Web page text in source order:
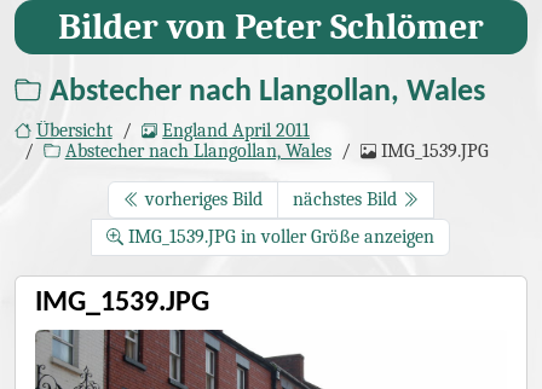
Bilder von Peter Schlömer
Abstecher nach Llangollan, Wales
Übersicht
England April 2011
Abstecher nach Llangollan, Wales
IMG_1539.JPG
vorheriges Bild
nächstes Bild
IMG_1539.JPG in voller Größe anzeigen
IMG_1539.JPG